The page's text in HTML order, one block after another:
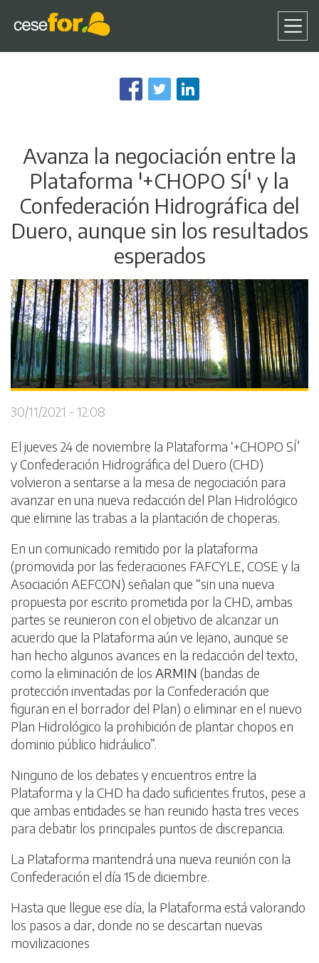
al
contenido
Avanza la negociación entre la
Plataforma '+CHOPO SÍ' y la
Confederación Hidrográfica del
Duero, aunque sin los resultados
esperados
30/11/2021 - 12:08
El jueves 24 de noviembre la Plataforma ‘+CHOPO SÍ’
y Confederación Hidrográfica del Duero (CHD)
volvieron a sentarse a la mesa de negociación para
avanzar en una nueva redacción del Plan Hidrológico
que elimine las trabas a la plantación de choperas.
En un comunicado remitido por la plataforma
(promovida por las federaciones FAFCYLE, COSE y la
Asociación AEFCON) señalan que “sin una nueva
propuesta por escrito prometida por la CHD, ambas
partes se reunieron con el objetivo de alcanzar un
acuerdo que la Plataforma aún ve lejano, aunque se
han hecho algunos avances en la redacción del texto,
como la eliminación de los ARMIN (bandas de
protección inventadas por la Confederación que
figuran en el borrador del Plan) o eliminar en el nuevo
Plan Hidrológico la prohibición de plantar chopos en
dominio público hidráulico”.
Ninguno de los debates y encuentros entre la
Plataforma y la CHD ha dado suficientes frutos, pese a
que ambas entidades se han reunido hasta tres veces
para debatir los principales puntos de discrepancia.
La Plataforma mantendrá una nueva reunión con la
Confederación el día 15 de diciembre.
Hasta que llegue ese día, la Plataforma está valorando
los pasos a dar, donde no se descartan nuevas
movilizaciones